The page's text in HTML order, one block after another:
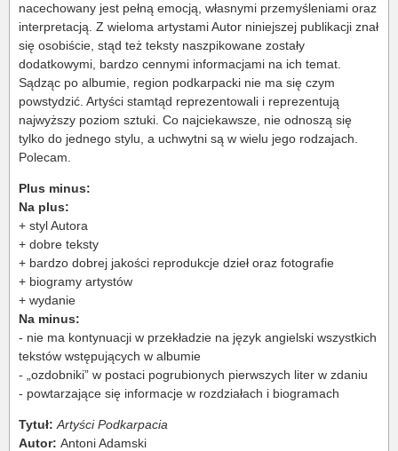
nacechowany jest pełną emocją, własnymi przemyśleniami oraz
interpretacją. Z wieloma artystami Autor niniejszej publikacji znał
się osobiście, stąd też teksty naszpikowane zostały
dodatkowymi, bardzo cennymi informacjami na ich temat.
Sądząc po albumie, region podkarpacki nie ma się czym
powstydzić. Artyści stamtąd reprezentowali i reprezentują
najwyższy poziom sztuki. Co najciekawsze, nie odnoszą się
tylko do jednego stylu, a uchwytni są w wielu jego rodzajach.
Polecam.
Plus minus:
Na plus:
+ styl Autora
+ dobre teksty
+ bardzo dobrej jakości reprodukcje dzieł oraz fotografie
+ biogramy artystów
+ wydanie
Na minus:
- nie ma kontynuacji w przekładzie na język angielski wszystkich
tekstów wstępujących w albumie
- „ozdobniki” w postaci pogrubionych pierwszych liter w zdaniu
- powtarzające się informacje w rozdziałach i biogramach
Tytuł: Artyści Podkarpacia
Autor: Antoni Adamski